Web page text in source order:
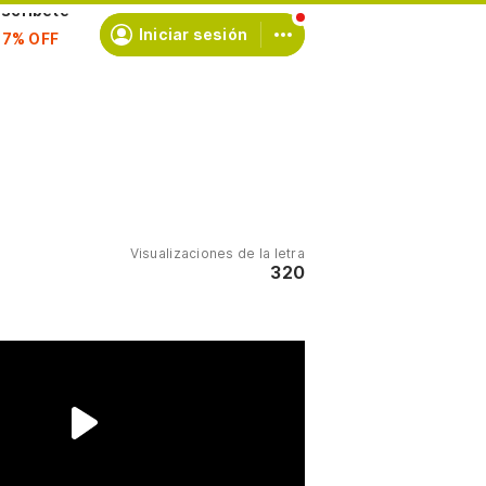
Iniciar sesión
Visualizaciones de la letra
320